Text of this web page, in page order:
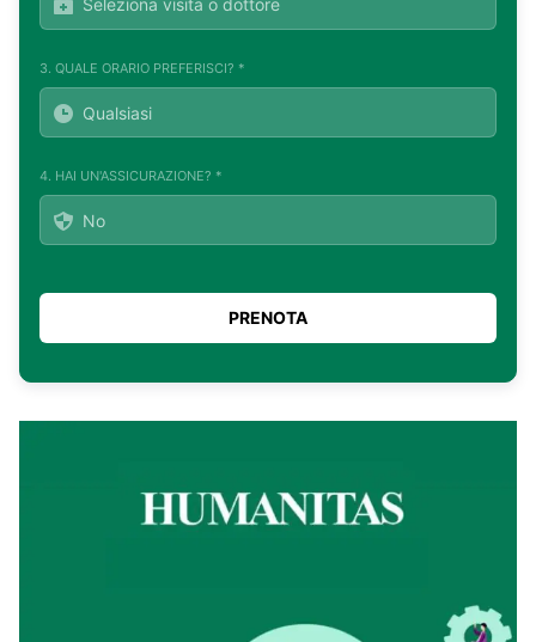
3. QUALE ORARIO PREFERISCI? *
4. HAI UN'ASSICURAZIONE? *